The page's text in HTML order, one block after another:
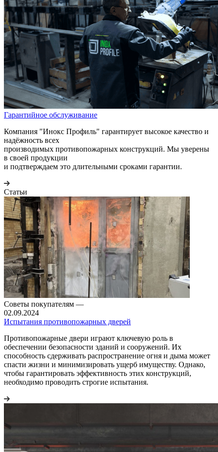
Гарантийное обслуживание
Компания "Инокс Профиль" гарантирует высокое качество и
надёжность всех
производимых противопожарных конструкций. Мы уверены
в своей продукции
и подтверждаем это длительными сроками гарантии.
Статьи
Советы покупателям —
02.09.2024
Испытания противопожарных дверей
Противопожарные двери играют ключевую роль в
обеспечении безопасности зданий и сооружений. Их
способность сдерживать распространение огня и дыма может
спасти жизни и минимизировать ущерб имуществу. Однако,
чтобы гарантировать эффективность этих конструкций,
необходимо проводить строгие испытания.